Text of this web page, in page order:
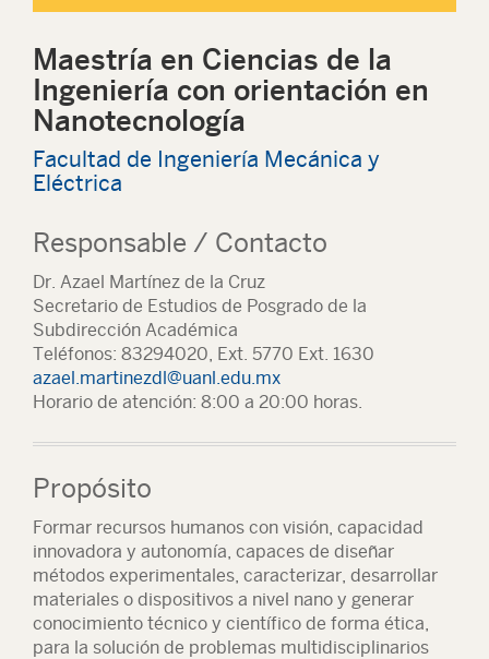
Maestría en Ciencias de la
Ingeniería con orientación en
Nanotecnología
Facultad de Ingeniería Mecánica y
Eléctrica
Responsable / Contacto
Dr. Azael Martínez de la Cruz
Secretario de Estudios de Posgrado de la
Subdirección Académica
Teléfonos: 83294020, Ext. 5770 Ext. 1630
azael.martinezdl@uanl.edu.mx
Horario de atención: 8:00 a 20:00 horas.
Propósito
Formar recursos humanos con visión, capacidad
innovadora y autonomía, capaces de diseñar
métodos experimentales, caracterizar, desarrollar
materiales o dispositivos a nivel nano y generar
conocimiento técnico y científico de forma ética,
para la solución de problemas multidisciplinarios